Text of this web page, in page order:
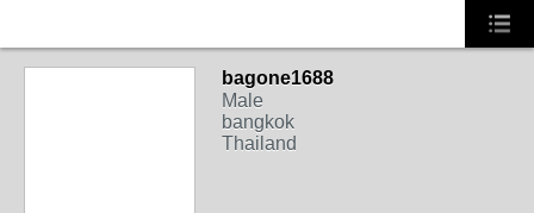
bagone1688
Male
bangkok
Thailand